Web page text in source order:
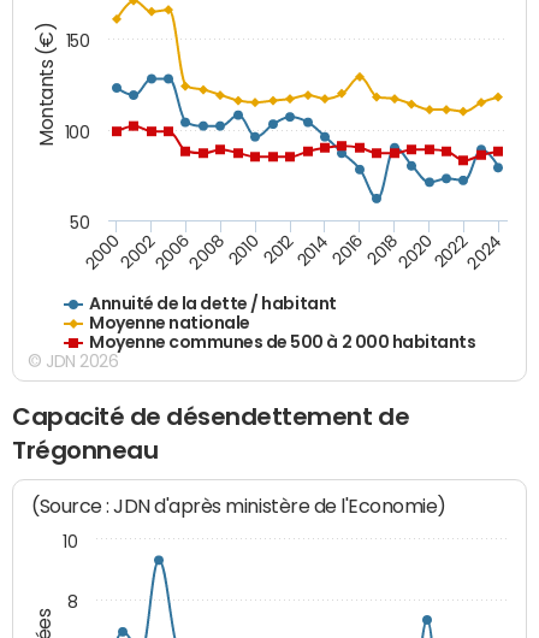
Montants (€)
Annuité de la dette / habitant
Moyenne nationale
Moyenne communes de 500 à 2 000 habitants
200020022006200820102012201420162018202020222024
50
100
150
© JDN 2026
Capacité de désendettement de
Trégonneau
(Source : JDN d'après ministère de l'Economie)
8
10